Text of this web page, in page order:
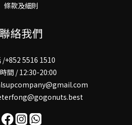
條款及細則
聯絡我們
/+852 5516 1510
間 / 12:30-20:00